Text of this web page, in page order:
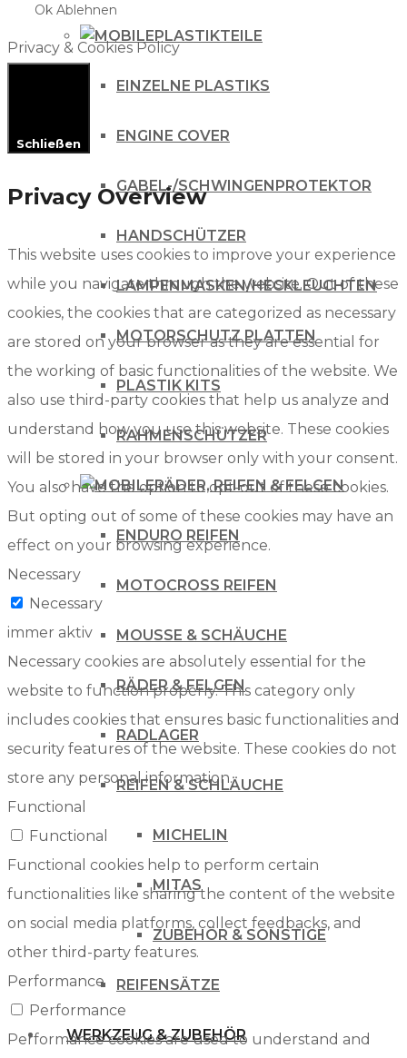
PLASTIKTEILE
EINZELNE PLASTIKS
ENGINE COVER
GABEL-/SCHWINGENPROTEKTOR
HANDSCHÜTZER
LAMPENMASKEN/HECKLEUCHTEN
MOTORSCHUTZ PLATTEN
PLASTIK KITS
RAHMENSCHÜTZER
RÄDER, REIFEN & FELGEN
ENDURO REIFEN
MOTOCROSS REIFEN
MOUSSE & SCHÄUCHE
RÄDER & FELGEN
RADLAGER
REIFEN & SCHLÄUCHE
MICHELIN
MITAS
ZUBEHÖR & SONSTIGE
REIFENSÄTZE
WERKZEUG & ZUBEHÖR
Ok Ablehnen
Privacy & Cookies Policy
Schließen
Privacy Overview
This website uses cookies to improve your experience
while you navigate through the website. Out of these
cookies, the cookies that are categorized as necessary
are stored on your browser as they are essential for
the working of basic functionalities of the website. We
also use third-party cookies that help us analyze and
understand how you use this website. These cookies
will be stored in your browser only with your consent.
You also have the option to opt-out of these cookies.
But opting out of some of these cookies may have an
effect on your browsing experience.
Necessary
Necessary
immer aktiv
Necessary cookies are absolutely essential for the
website to function properly. This category only
includes cookies that ensures basic functionalities and
security features of the website. These cookies do not
store any personal information.
Functional
Functional
Functional cookies help to perform certain
functionalities like sharing the content of the website
on social media platforms, collect feedbacks, and
other third-party features.
Performance
Performance
Performance cookies are used to understand and